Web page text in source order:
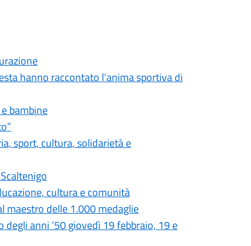
hanno raccontato l'anima sportiva di
bambine
sport, cultura, solidarietà e
cultura e comunità
maestro delle 1.000 medaglie
anni ’50 giovedì 19 febbraio, 19 e